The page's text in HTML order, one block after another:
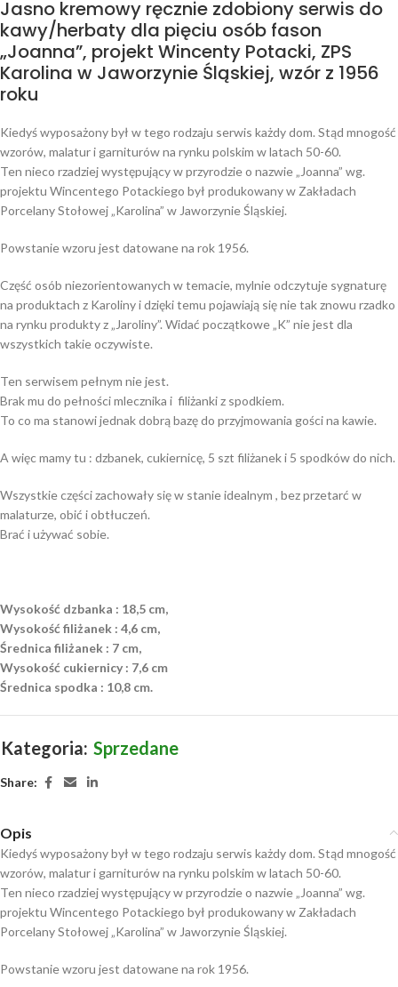
Jasno kremowy ręcznie zdobiony serwis do
kawy/herbaty dla pięciu osób fason
„Joanna”, projekt Wincenty Potacki, ZPS
Karolina w Jaworzynie Śląskiej, wzór z 1956
roku
Kiedyś wyposażony był w tego rodzaju serwis każdy dom. Stąd mnogość
wzorów, malatur i garniturów na rynku polskim w latach 50-60.
Ten nieco rzadziej występujący w przyrodzie o nazwie „Joanna” wg.
projektu Wincentego Potackiego był produkowany w Zakładach
Porcelany Stołowej „Karolina” w Jaworzynie Śląskiej.
Powstanie wzoru jest datowane na rok 1956.
Część osób niezorientowanych w temacie, mylnie odczytuje sygnaturę
na produktach z Karoliny i dzięki temu pojawiają się nie tak znowu rzadko
na rynku produkty z „Jaroliny”. Widać początkowe „K” nie jest dla
wszystkich takie oczywiste.
Ten serwisem pełnym nie jest.
Brak mu do pełności mlecznika i filiżanki z spodkiem.
To co ma stanowi jednak dobrą bazę do przyjmowania gości na kawie.
A więc mamy tu : dzbanek, cukiernicę, 5 szt filiżanek i 5 spodków do nich.
Wszystkie części zachowały się w stanie idealnym , bez przetarć w
malaturze, obić i obtłuczeń.
Brać i używać sobie.
Wysokość dzbanka : 18,5 cm,
Wysokość filiżanek : 4,6 cm,
Średnica filiżanek : 7 cm,
Wysokość cukiernicy : 7,6 cm
Średnica spodka : 10,8 cm.
Kategoria: Sprzedane
Share:
Opis
Kiedyś wyposażony był w tego rodzaju serwis każdy dom. Stąd mnogość
wzorów, malatur i garniturów na rynku polskim w latach 50-60.
Ten nieco rzadziej występujący w przyrodzie o nazwie „Joanna” wg.
projektu Wincentego Potackiego był produkowany w Zakładach
Porcelany Stołowej „Karolina” w Jaworzynie Śląskiej.
Powstanie wzoru jest datowane na rok 1956.